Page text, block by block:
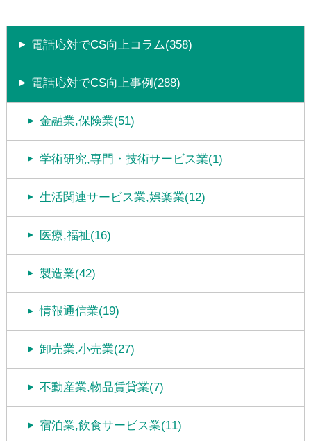
電話応対でCS向上コラム(358)
電話応対でCS向上事例(288)
金融業,保険業(51)
学術研究,専門・技術サービス業(1)
生活関連サービス業,娯楽業(12)
医療,福祉(16)
製造業(42)
情報通信業(19)
卸売業,小売業(27)
不動産業,物品賃貸業(7)
宿泊業,飲食サービス業(11)